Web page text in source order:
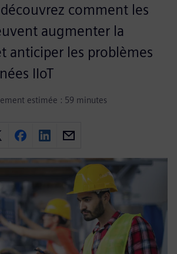
comment les
augmenter la
anticiper les problèmes
IIoT
estimée : 59 minutes